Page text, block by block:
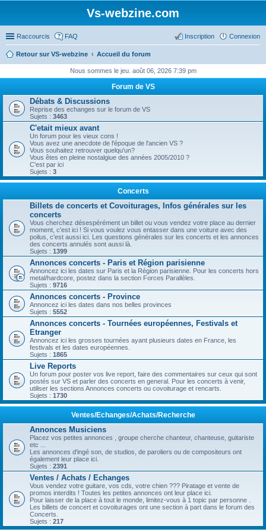
Vs-webzine.com
Raccourcis FAQ Connexion
Inscription
Retour sur VS-webzine Accueil du forum
Nous sommes le jeu. août 06, 2026 7:39 pm
Forum de VS
Débats & Discussions
Reprise des echanges sur le forum de VS
Sujets : 3463
C'etait mieux avant
Un forum pour les vieux cons !
Vous avez une anecdote de l'époque de l'ancien VS ?
Vous souhaitez retrouver quelqu'un?
Vous êtes en pleine nostalgiue des années 2005/2010 ?
C'est par ici
Sujets : 3
Concerts
Billets de concerts et Covoiturages, Infos générales sur les
concerts
Vous cherchez désespérément un billet ou vous vendez votre place au dernier
moment, c'est ici ! Si vous voulez vous entasser dans une voiture avec des
poilus, c'est aussi ici. Les questions générales sur les concerts et les annonces
des concerts annulés sont aussi là.
Sujets : 1399
Annonces concerts - Paris et Région parisienne
Annoncez ici les dates sur Paris et la Région parisienne. Pour les concerts hors
metal/hardcore, postez dans la section Forces Parallèles.
Sujets : 9716
Annonces concerts - Province
Annoncez ici les dates dans nos belles provinces
Sujets : 5552
Annonces concerts - Tournées européennes, Festivals et
Etranger
Annoncez ici les grosses tournées ayant plusieurs dates en France, les
festivals et les dates européennes.
Sujets : 1865
Live Reports
Un forum pour poster vos live report, faire des commentaires sur ceux qui sont
postés sur VS et parler des concerts en general. Pour les concerts à venir,
utiliser les sections Annonces concerts ou covoiturage et rencarts.
Sujets : 1730
Ventes/Echanges/Achats/Recherche
Annonces Musiciens
Placez vos petites annonces , groupe cherche chanteur, chanteuse, guitariste
etc ...
Les annonces d'ingé son, de studios, de paroliers ou de compositeurs ont
également leur place ici.
Sujets : 2391
Ventes / Achats / Echanges
Vous vendez votre guitare, vos cds, votre chien ??? Piratage et vente de
promos interdits ! Toutes les petites annonces ont leur place ici.
Pour laisser de la place à tout le monde, limitez-vous à 1 topic par personne .
Les billets de concert et covoiturages ont une section à part dans le forum des
Concerts.
Sujets : 217